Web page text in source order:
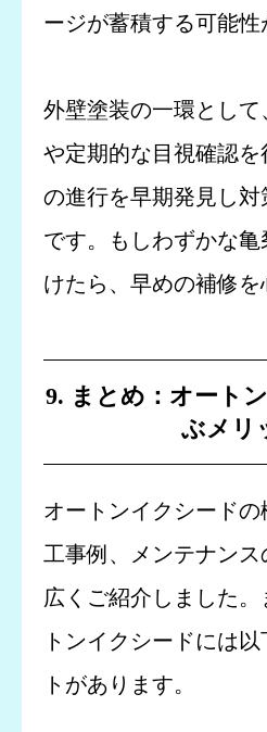
ージが蓄積する可能性
外壁塗装の一環とし
や定期的な目視確認
の進行を早期発見し
です。もしわずかな
けたら、早めの補修を
9. まとめ：オート
ぶメリ
オートンイクシード
工事例、メンテナン
広くご紹介しました
トンイクシードには
トがあります。